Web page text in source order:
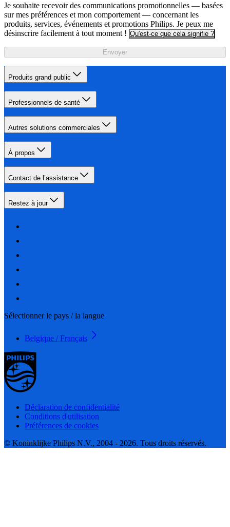
Je souhaite recevoir des communications promotionnelles — basées
sur mes préférences et mon comportement — concernant les
produits, services, événements et promotions Philips. Je peux me
désinscrire facilement à tout moment ! Qu'est-ce que cela signifie ?
Envoyer
Produits grand public
Professionnels de santé
Autres solutions commerciales
À propos
Contact de l’assistance
Restez à jour
Sélectionner le pays / la langue
Belgique / Français
Déclaration de confidentialité
Conditions d'utilisation
Préférences de cookies
© Koninklijke Philips N.V., 2004 - 2026. Tous droits réservés.